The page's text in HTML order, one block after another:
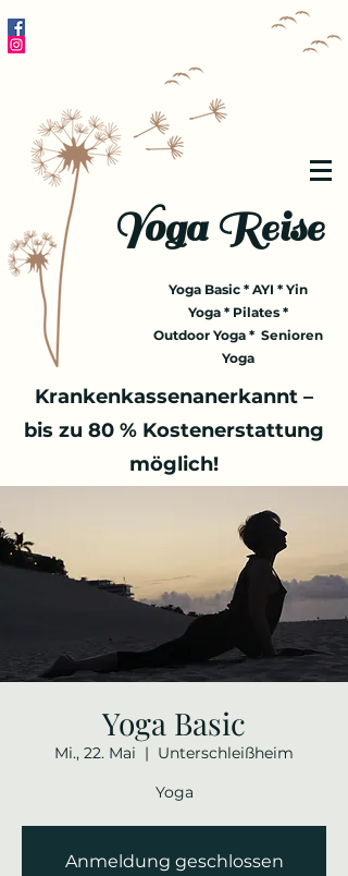
Yoga Reise
Yoga Basic * AYI * Yin
Yoga * Pilates *
Outdoor Yoga * Senioren
Yoga
Krankenkassenanerkannt –
bis zu 80 % Kostenerstattung
möglich!
Yoga Basic
Mi., 22. Mai
  |
Unterschleißheim
Yoga
Anmeldung geschlossen